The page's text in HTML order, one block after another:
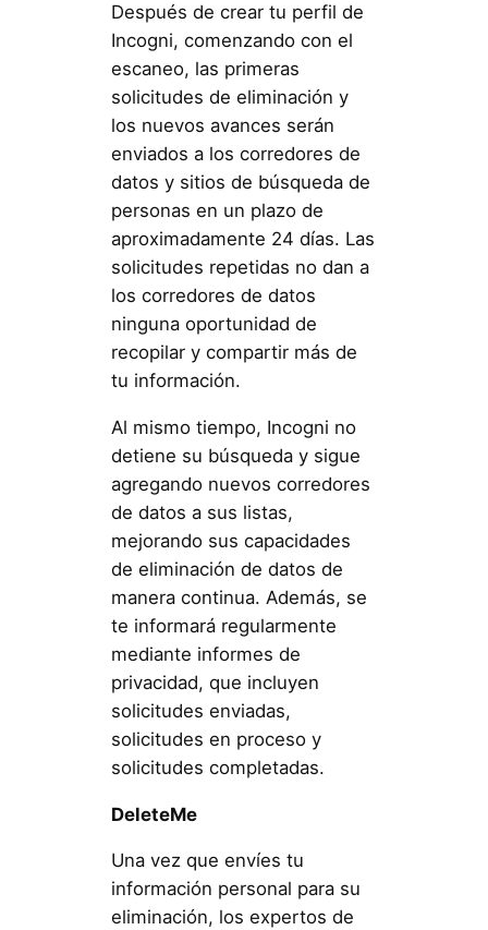
Después de crear tu perfil de
Incogni, comenzando con el
escaneo, las primeras
solicitudes de eliminación y
los nuevos avances serán
enviados a los corredores de
datos y sitios de búsqueda de
personas en un plazo de
aproximadamente 24 días. Las
solicitudes repetidas no dan a
los corredores de datos
ninguna oportunidad de
recopilar y compartir más de
tu información.
Al mismo tiempo, Incogni no
detiene su búsqueda y sigue
agregando nuevos corredores
de datos a sus listas,
mejorando sus capacidades
de eliminación de datos de
manera continua. Además, se
te informará regularmente
mediante informes de
privacidad, que incluyen
solicitudes enviadas,
solicitudes en proceso y
solicitudes completadas.
DeleteMe
Una vez que envíes tu
información personal para su
eliminación, los expertos de